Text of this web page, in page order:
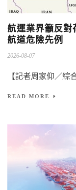
航運業界籲反對
航道危險先例
2026-08-07
【記者周家仰／綜
READ MORE